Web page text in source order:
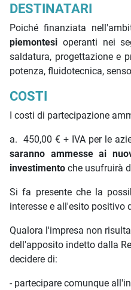
DESTINATARI
Poiché finanziata
piemontesi operanti nei
saldatura, progettazione e
potenza, fluidotecnica,
COSTI
I costi di partecipazione
a. 450,00 € + IVA per le
saranno ammesse ai
investimento che usufruirà
Si fa presente che la
interesse e all'esito positivo
Qualora l'impresa non
dell'apposito indetto dalla
decidere di:
- partecipare comunque